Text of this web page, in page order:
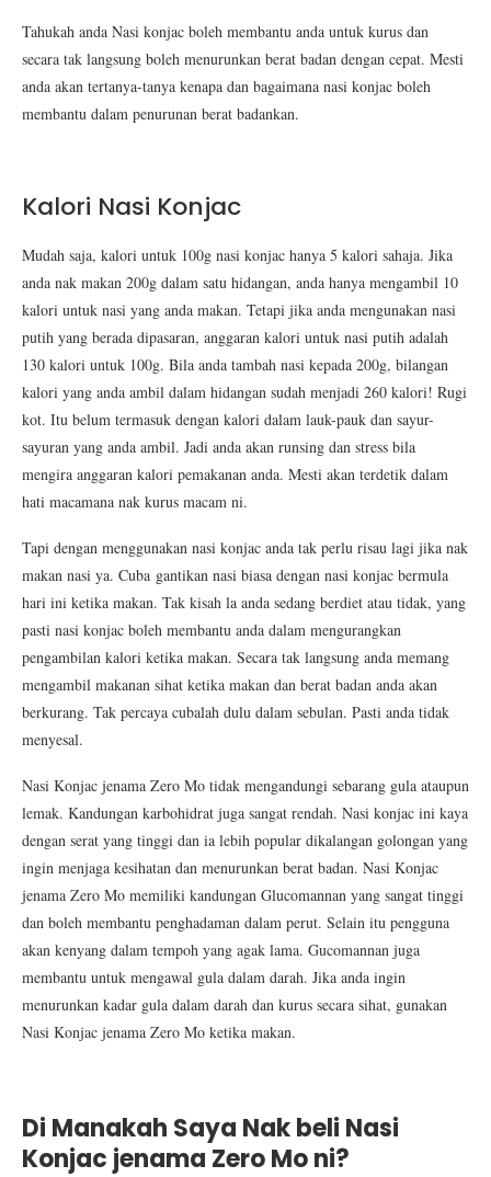
Tahukah anda Nasi konjac boleh membantu anda untuk kurus dan
secara tak langsung boleh menurunkan berat badan dengan cepat. Mesti
anda akan tertanya-tanya kenapa dan bagaimana nasi konjac boleh
membantu dalam penurunan berat badankan.
Kalori Nasi Konjac
Mudah saja, kalori untuk 100g nasi konjac hanya 5 kalori sahaja. Jika
anda nak makan 200g dalam satu hidangan, anda hanya mengambil 10
kalori untuk nasi yang anda makan. Tetapi jika anda mengunakan nasi
putih yang berada dipasaran, anggaran kalori untuk nasi putih adalah
130 kalori untuk 100g. Bila anda tambah nasi kepada 200g, bilangan
kalori yang anda ambil dalam hidangan sudah menjadi 260 kalori! Rugi
kot. Itu belum termasuk dengan kalori dalam lauk-pauk dan sayur-
sayuran yang anda ambil. Jadi anda akan runsing dan stress bila
mengira anggaran kalori pemakanan anda. Mesti akan terdetik dalam
hati macamana nak kurus macam ni.
Tapi dengan menggunakan nasi konjac anda tak perlu risau lagi jika nak
makan nasi ya. Cuba gantikan nasi biasa dengan nasi konjac bermula
hari ini ketika makan. Tak kisah la anda sedang berdiet atau tidak, yang
pasti nasi konjac boleh membantu anda dalam mengurangkan
pengambilan kalori ketika makan. Secara tak langsung anda memang
mengambil makanan sihat ketika makan dan berat badan anda akan
berkurang. Tak percaya cubalah dulu dalam sebulan. Pasti anda tidak
menyesal.
Nasi Konjac jenama Zero Mo tidak mengandungi sebarang gula ataupun
lemak. Kandungan karbohidrat juga sangat rendah. Nasi konjac ini kaya
dengan serat yang tinggi dan ia lebih popular dikalangan golongan yang
ingin menjaga kesihatan dan menurunkan berat badan. Nasi Konjac
jenama Zero Mo memiliki kandungan Glucomannan yang sangat tinggi
dan boleh membantu penghadaman dalam perut. Selain itu pengguna
akan kenyang dalam tempoh yang agak lama. Gucomannan juga
membantu untuk mengawal gula dalam darah. Jika anda ingin
menurunkan kadar gula dalam darah dan kurus secara sihat, gunakan
Nasi Konjac jenama Zero Mo ketika makan.
Di Manakah Saya Nak beli Nasi
Konjac jenama Zero Mo ni?